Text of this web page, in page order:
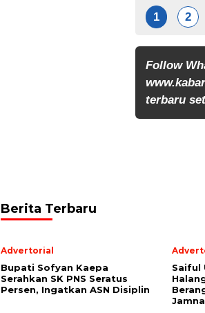
1
2
Follow
terbaru
Berita Terbaru
Advertorial
Bupati Sofyan Kaepa
Serahkan SK PNS Seratus
Persen, Ingatkan ASN Disiplin
Saiful